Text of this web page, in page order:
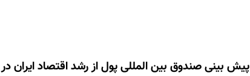
پیش بینی صندوق بین المللی پول از رشد اقتصاد ایران در ۲۰۲۳